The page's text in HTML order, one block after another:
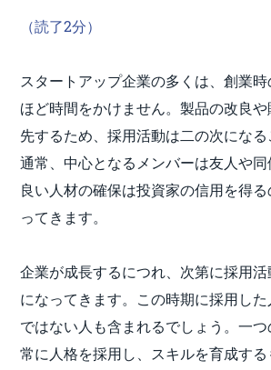
（読了2分）
スタートアップ企業の多くは、創業
ほど時間をかけません。製品の改良
先するため、採用活動は二の次になる
通常、中心となるメンバーは友人や同
良い人材の確保は投資家の信用を得
ってきます。
企業が成長するにつれ、次第に採用
になってきます。この時期に採用し
ではない人も含まれるでしょう。一つ
常に人格を採用し、スキルを育成す